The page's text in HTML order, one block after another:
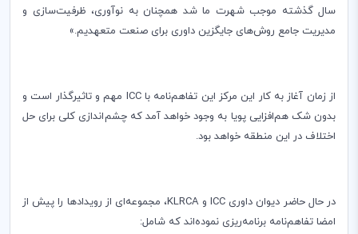
سال گذشته موجب شهرت ما شد همچنان به نو­آوری، ظرفیت‌سازی و
مدیریت­ جامع روش‌های جایگزین داوری برای صنعت متعهدیم.»
از زمان ­آغاز به کار این مرکز این تفاهم‌نامه ­با­ICC ­مهم و تاثیرگذار است و
بدون شک هم‌افزایی پویا به وجود خواهد آمد که چشم‌اندازی کلی برای حل
اختلاف در این منطقه خواهد بود.
در حال حاضر دیوان داوریICC و KLRCA، مجموعه‌‌ای از رویداد­ها را پیش از
امضا تفاهم‌نامه برنامه‌ریزی نموده‌اند که شامل: